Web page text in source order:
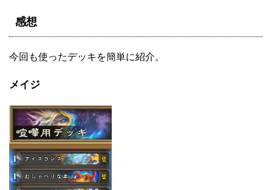
感想
今回も使ったデッキを簡単に紹介。
メイジ